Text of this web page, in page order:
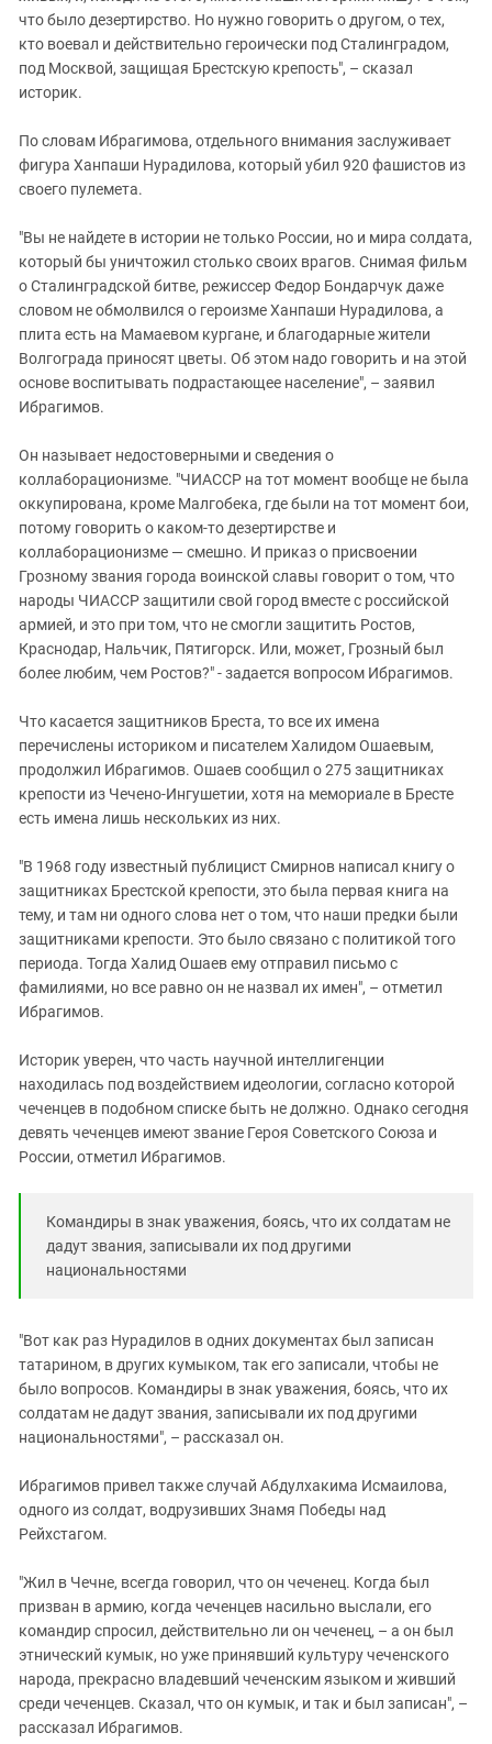
что было дезертирство. Но нужно говорить о другом, о тех,
кто воевал и действительно героически под Сталинградом,
под Москвой, защищая Брестскую крепость", – сказал
историк.
По словам Ибрагимова, отдельного внимания заслуживает
фигура Ханпаши Нурадилова, который убил 920 фашистов из
своего пулемета.
"Вы не найдете в истории не только России, но и мира солдата,
который бы уничтожил столько своих врагов. Снимая фильм
о Сталинградской битве, режиссер Федор Бондарчук даже
словом не обмолвился о героизме Ханпаши Нурадилова, а
плита есть на Мамаевом кургане, и благодарные жители
Волгограда приносят цветы. Об этом надо говорить и на этой
основе воспитывать подрастающее население", – заявил
Ибрагимов.
Он называет недостоверными и сведения о
коллаборационизме. "ЧИАССР на тот момент вообще не была
оккупирована, кроме Малгобека, где были на тот момент бои,
потому говорить о каком-то дезертирстве и
коллаборационизме — смешно. И приказ о присвоении
Грозному звания города воинской славы говорит о том, что
народы ЧИАССР защитили свой город вместе с российской
армией, и это при том, что не смогли защитить Ростов,
Краснодар, Нальчик, Пятигорск. Или, может, Грозный был
более любим, чем Ростов?" - задается вопросом Ибрагимов.
Что касается защитников Бреста, то все их имена
перечислены историком и писателем Халидом Ошаевым,
продолжил Ибрагимов. Ошаев сообщил о 275 защитниках
крепости из Чечено-Ингушетии, хотя на мемориале в Бресте
есть имена лишь нескольких из них.
"В 1968 году известный публицист Смирнов написал книгу о
защитниках Брестской крепости, это была первая книга на
тему, и там ни одного слова нет о том, что наши предки были
защитниками крепости. Это было связано с политикой того
периода. Тогда Халид Ошаев ему отправил письмо с
фамилиями, но все равно он не назвал их имен", – отметил
Ибрагимов.
Историк уверен, что часть научной интеллигенции
находилась под воздействием идеологии, согласно которой
чеченцев в подобном списке быть не должно. Однако сегодня
девять чеченцев имеют звание Героя Советского Союза и
России, отметил Ибрагимов.
Командиры в знак уважения, боясь, что их солдатам не
дадут звания, записывали их под другими
национальностями
"Вот как раз Нурадилов в одних документах был записан
татарином, в других кумыком, так его записали, чтобы не
было вопросов. Командиры в знак уважения, боясь, что их
солдатам не дадут звания, записывали их под другими
национальностями", – рассказал он.
Ибрагимов привел также случай Абдулхакима Исмаилова,
одного из солдат, водрузивших Знамя Победы над
Рейхстагом.
"Жил в Чечне, всегда говорил, что он чеченец. Когда был
призван в армию, когда чеченцев насильно выслали, его
командир спросил, действительно ли он чеченец, – а он был
этнический кумык, но уже принявший культуру чеченского
народа, прекрасно владевший чеченским языком и живший
среди чеченцев. Сказал, что он кумык, и так и был записан", –
рассказал Ибрагимов.